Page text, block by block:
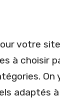
votre
à choisir
On
adaptés